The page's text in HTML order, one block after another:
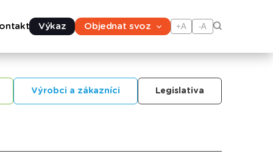
Výkaz Objednat svoz +A -A
Výrobci a zákazníci Legislativa